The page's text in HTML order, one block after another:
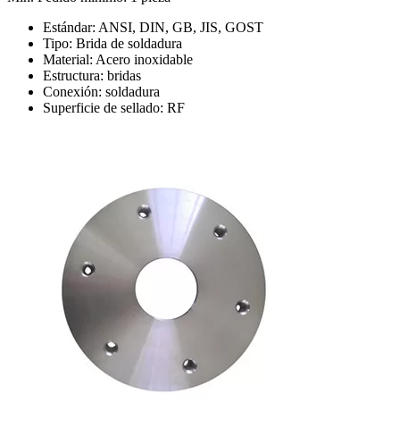
Estándar: ANSI, DIN, GB, JIS, GOST
Tipo: Brida de soldadura
Material: Acero inoxidable
Estructura: bridas
Conexión: soldadura
Superficie de sellado: RF